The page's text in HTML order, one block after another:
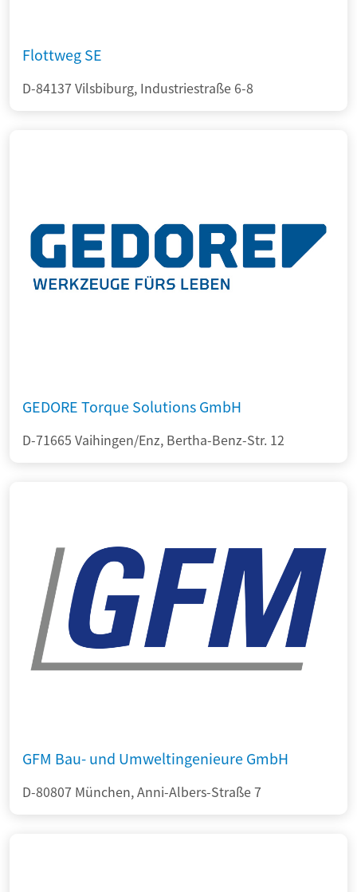
Flottweg SE
D-84137 Vilsbiburg, Industriestraße 6-8
GEDORE Torque Solutions GmbH
D-71665 Vaihingen/Enz, Bertha-Benz-Str. 12
GFM Bau- und Umweltingenieure GmbH
D-80807 München, Anni-Albers-Straße 7